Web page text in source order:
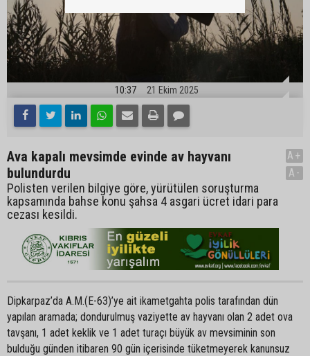
10:37 21 Ekim 2025
Ava kapalı mevsimde evinde av hayvanı
bulundurdu
Polisten verilen bilgiye göre, yürütülen soruşturma
kapsamında bahse konu şahsa 4 asgari ücret idari para
cezası kesildi.
A+
A-
Dipkarpaz’da A.M.(E-63)’ye ait ikametgahta polis tarafından dün
yapılan aramada; dondurulmuş vaziyette av hayvanı olan 2 adet ova
tavşanı, 1 adet keklik ve 1 adet turaçı büyük av mevsiminin son
bulduğu günden itibaren 90 gün içerisinde tüketmeyerek kanunsuz